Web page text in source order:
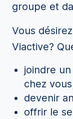
groupe et
Vous
Viactive?
joindre
chez
devenir
offrir le